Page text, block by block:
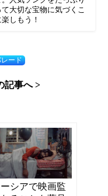
大切な宝物に気づくこ
しもう！
ード
記事へ >
シアで映画監